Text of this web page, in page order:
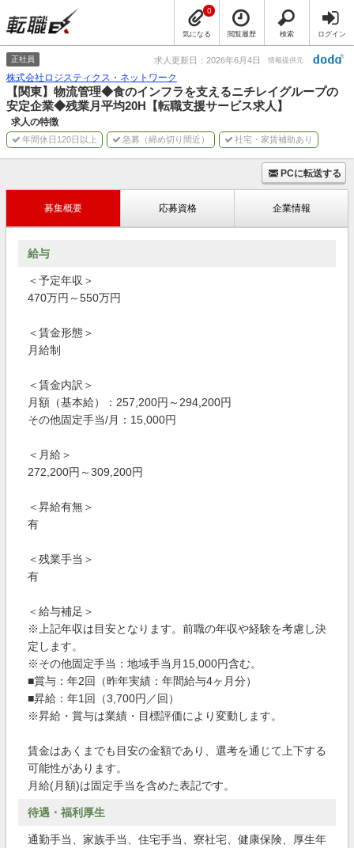
気になる
0
閲覧履歴 検索 ログイン
正社員 求人更新日：2026年6月4日 情報提供元
株式会社ロジスティクス・ネットワーク
【関東】物流管理◆食のインフラを支えるニチレイグループの
安定企業◆残業月平均20H【転職支援サービス求人】
求人の特徴
年間休日120日以上 急募（締め切り間近） 社宅・家賃補助あり
PCに転送する
募集概要 応募資格 企業情報
給与
＜予定年収＞
470万円～550万円
＜賃金形態＞
月給制
＜賃金内訳＞
月額（基本給）：257,200円～294,200円
その他固定手当/月：15,000円
＜月給＞
272,200円～309,200円
＜昇給有無＞
有
＜残業手当＞
有
＜給与補足＞
※上記年収は目安となります。前職の年収や経験を考慮し決
定します。
※その他固定手当：地域手当月15,000円含む。
■賞与：年2回（昨年実績：年間給与4ヶ月分）
■昇給：年1回（3,700円／回）
※昇給・賞与は業績・目標評価により変動します。
賃金はあくまでも目安の金額であり、選考を通じて上下する
可能性があります。
月給(月額)は固定手当を含めた表記です。
待遇・福利厚生
通勤手当、家族手当、住宅手当、寮社宅、健康保険、厚生年